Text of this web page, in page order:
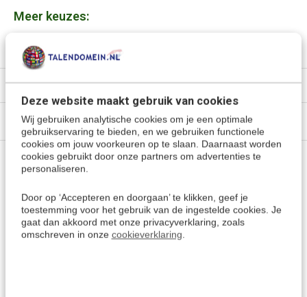
Deze website maakt gebruik van cookies
Wij gebruiken analytische cookies om je een optimale
gebruikservaring te bieden, en we gebruiken functionele
cookies om jouw voorkeuren op te slaan. Daarnaast worden
cookies gebruikt door onze partners om advertenties te
personaliseren.
Door op ‘Accepteren en doorgaan’ te klikken, geef je
toestemming voor het gebruik van de ingestelde cookies. Je
gaat dan akkoord met onze privacyverklaring, zoals
omschreven in onze cookieverklaring.
Meer keuzes:
Specificaties
Media
Vragen of advies nodig?
Vraag het onze experts.
Neem contact op
Grotere aantallen